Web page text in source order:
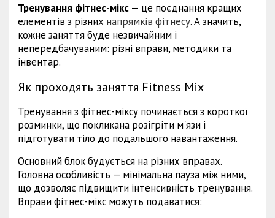
Тренування фітнес-мікс — це поєднання кращих
елементів з різних напрямків фітнесу. А значить,
кожне заняття буде незвичайним і
непередбачуваним: різні вправи, методики та
інвентар.
Як проходять заняття Fitness Mix
Тренування з фітнес-міксу починається з короткої
розминки, що покликана розігріти м'язи і
підготувати тіло до подальшого навантаження.
Основний блок будується на різних вправах.
Головна особливість — мінімальна пауза між ними,
що дозволяє підвищити інтенсивність тренування.
Вправи фітнес-мікс можуть подаватися: